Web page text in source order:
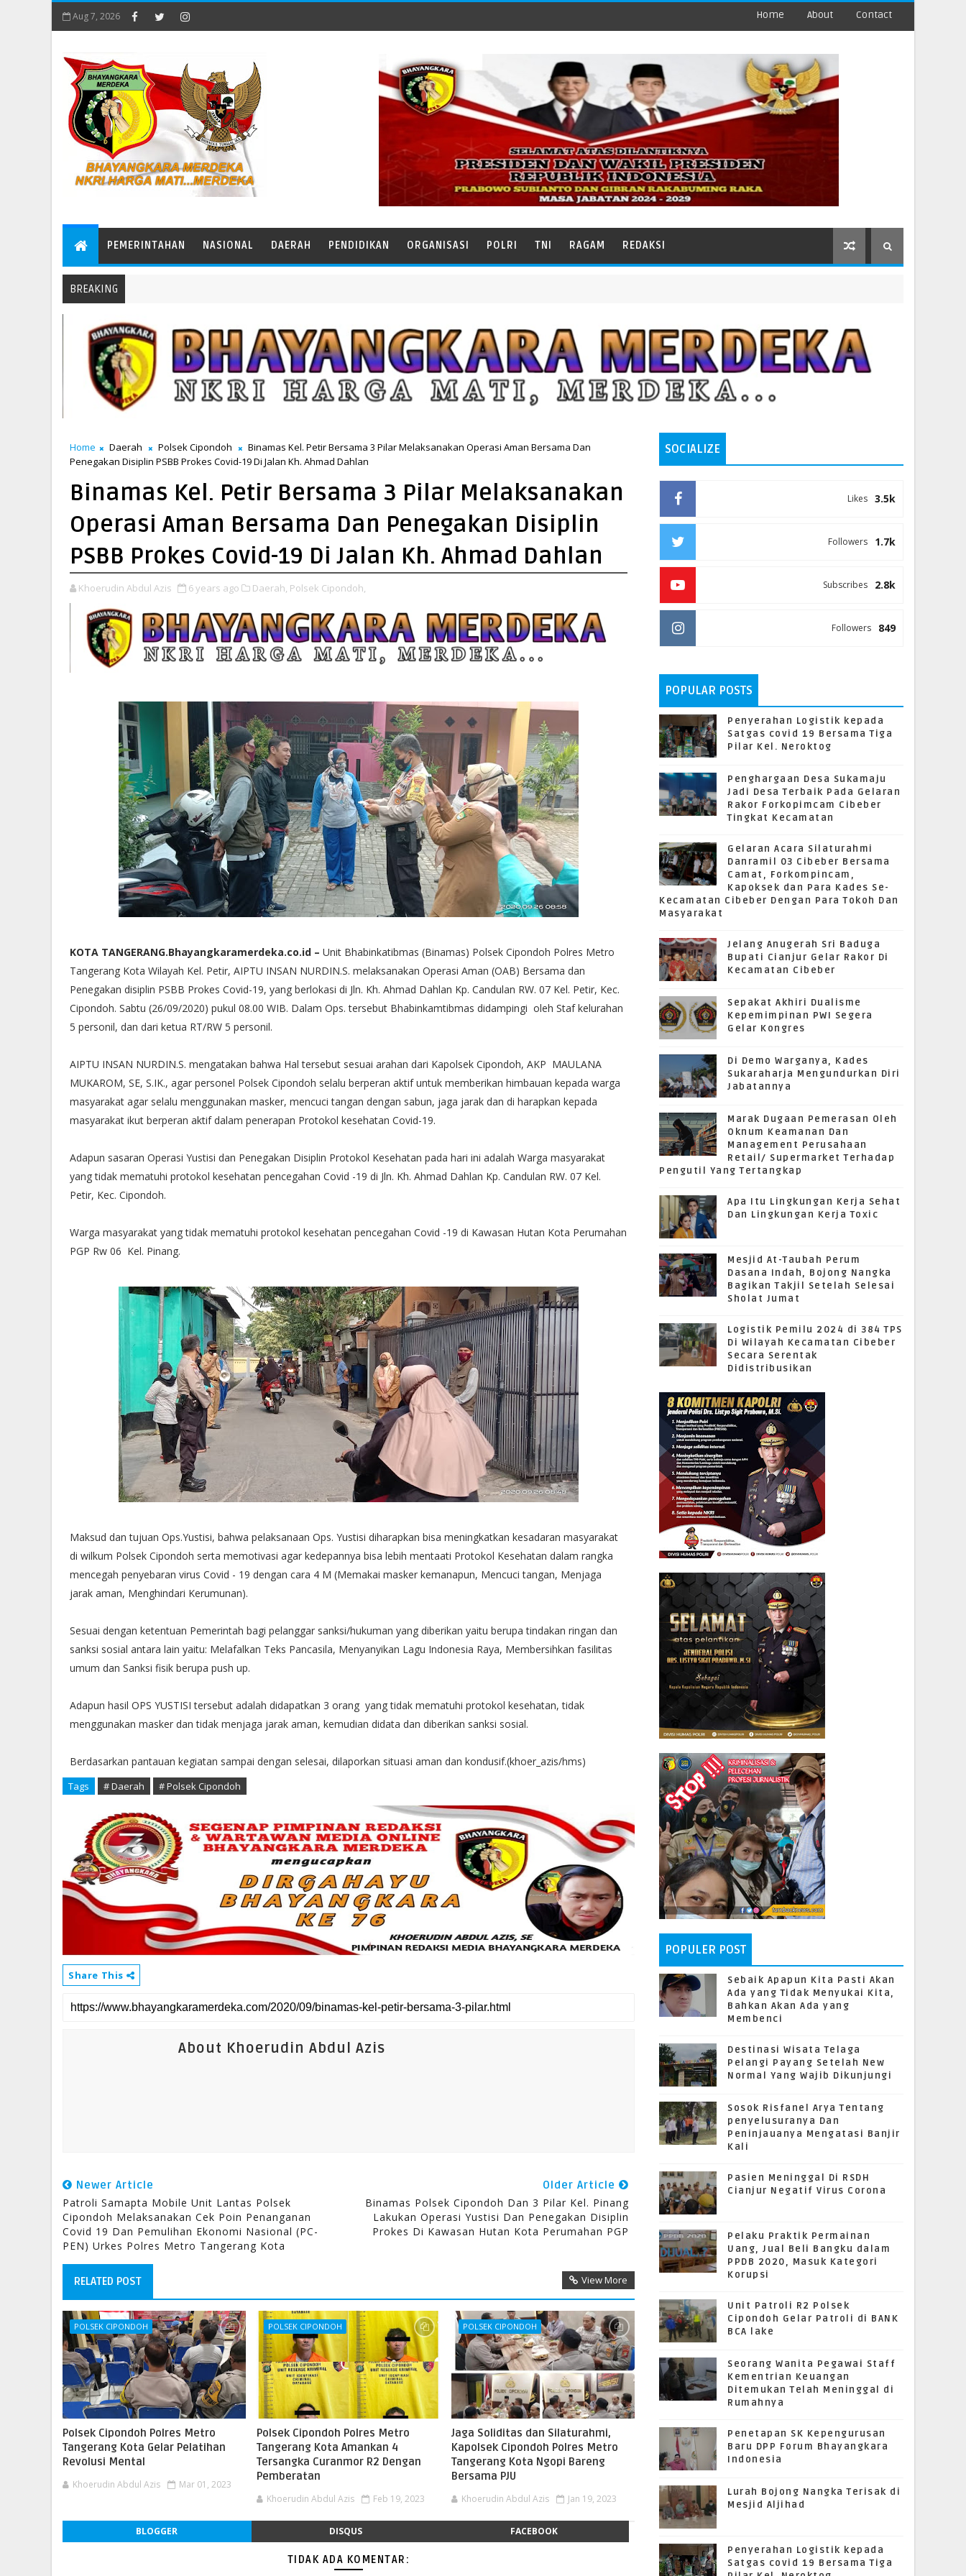
Aug 7, 2026 Home About Contact
PEMERINTAHAN NASIONAL DAERAH PENDIDIKAN ORGANISASI POLRI TNI RAGAM REDAKSI
BREAKING
Home Daerah Polsek Cipondoh
Binamas Kel. Petir Bersama 3 Pilar Melaksanakan Operasi Aman Bersama Dan
Penegakan Disiplin PSBB Prokes Covid-19 Di Jalan Kh. Ahmad Dahlan
Binamas Kel. Petir Bersama 3 Pilar Melaksanakan
Operasi Aman Bersama Dan Penegakan Disiplin
PSBB Prokes Covid-19 Di Jalan Kh. Ahmad Dahlan
Khoerudin Abdul Azis 6 years ago Daerah, Polsek Cipondoh,
KOTA TANGERANG.Bhayangkaramerdeka.co.id – Unit Bhabinkatibmas (Binamas) Polsek Cipondoh Polres Metro
Tangerang Kota Wilayah Kel. Petir, AIPTU INSAN NURDIN.S. melaksanakan Operasi Aman (OAB) Bersama dan
Penegakan disiplin PSBB Prokes Covid-19, yang berlokasi di Jln. Kh. Ahmad Dahlan Kp. Candulan RW. 07 Kel. Petir, Kec.
Cipondoh. Sabtu (26/09/2020) pukul 08.00 WIB. Dalam Ops. tersebut Bhabinkamtibmas didampingi oleh Staf kelurahan
5 personil, dan dari ketua RT/RW 5 personil.
AIPTU INSAN NURDIN.S. mengatakan bahwa Hal tersebut sesuai arahan dari Kapolsek Cipondoh, AKP MAULANA
MUKAROM, SE, S.IK., agar personel Polsek Cipondoh selalu berperan aktif untuk memberikan himbauan kepada warga
masyarakat agar selalu menggunakan masker, mencuci tangan dengan sabun, jaga jarak dan di harapkan kepada
masyarakat ikut berperan aktif dalam penerapan Protokol kesehatan Covid-19.
Adapun sasaran Operasi Yustisi dan Penegakan Disiplin Protokol Kesehatan pada hari ini adalah Warga masyarakat
yang tidak mematuhi protokol kesehatan pencegahan Covid -19 di Jln. Kh. Ahmad Dahlan Kp. Candulan RW. 07 Kel.
Petir, Kec. Cipondoh.
Warga masyarakat yang tidak mematuhi protokol kesehatan pencegahan Covid -19 di Kawasan Hutan Kota Perumahan
PGP Rw 06 Kel. Pinang.
Maksud dan tujuan Ops.Yustisi, bahwa pelaksanaan Ops. Yustisi diharapkan bisa meningkatkan kesadaran masyarakat
di wilkum Polsek Cipondoh serta memotivasi agar kedepannya bisa lebih mentaati Protokol Kesehatan dalam rangka
mencegah penyebaran virus Covid - 19 dengan cara 4 M (Memakai masker kemanapun, Mencuci tangan, Menjaga
jarak aman, Menghindari Kerumunan).
Sesuai dengan ketentuan Pemerintah bagi pelanggar sanksi/hukuman yang diberikan yaitu berupa tindakan ringan dan
sanksi sosial antara lain yaitu: Melafalkan Teks Pancasila, Menyanyikan Lagu Indonesia Raya, Membersihkan fasilitas
umum dan Sanksi fisik berupa push up.
Adapun hasil OPS YUSTISI tersebut adalah didapatkan 3 orang yang tidak mematuhi protokol kesehatan, tidak
menggunakan masker dan tidak menjaga jarak aman, kemudian didata dan diberikan sanksi sosial.
Berdasarkan pantauan kegiatan sampai dengan selesai, dilaporkan situasi aman dan kondusif.(khoer_azis/hms)
Tags # Daerah # Polsek Cipondoh
Share This
About Khoerudin Abdul Azis
Newer Article
Patroli Samapta Mobile Unit Lantas Polsek
Cipondoh Melaksanakan Cek Poin Penanganan
Covid 19 Dan Pemulihan Ekonomi Nasional (PC-
PEN) Urkes Polres Metro Tangerang Kota
Older Article
Binamas Polsek Cipondoh Dan 3 Pilar Kel. Pinang
Lakukan Operasi Yustisi Dan Penegakan Disiplin
Prokes Di Kawasan Hutan Kota Perumahan PGP
RELATED POST View More
POLSEK CIPONDOH
Polsek Cipondoh Polres Metro
Tangerang Kota Gelar Pelatihan
Revolusi Mental
Khoerudin Abdul Azis Mar 01, 2023
POLSEK CIPONDOH
Polsek Cipondoh Polres Metro
Tangerang Kota Amankan 4
Tersangka Curanmor R2 Dengan
Pemberatan
Khoerudin Abdul Azis Feb 19, 2023
POLSEK CIPONDOH
Jaga Soliditas dan Silaturahmi,
Kapolsek Cipondoh Polres Metro
Tangerang Kota Ngopi Bareng
Bersama PJU
Khoerudin Abdul Azis Jan 19, 2023
BLOGGER DISQUS FACEBOOK
TIDAK ADA KOMENTAR:
SOCIALIZE
3.5k
Likes
1.7k
Followers
2.8k
Subscribes
849
Followers
POPULAR POSTS
Penyerahan Logistik kepada
Satgas covid 19 Bersama Tiga
Pilar Kel. Neroktog
Penghargaan Desa Sukamaju
Jadi Desa Terbaik Pada Gelaran
Rakor Forkopimcam Cibeber
Tingkat Kecamatan
Gelaran Acara Silaturahmi
Danramil 03 Cibeber Bersama
Camat, Forkompincam,
Kapoksek dan Para Kades Se-
Kecamatan Cibeber Dengan Para Tokoh Dan
Masyarakat
Jelang Anugerah Sri Baduga
Bupati Cianjur Gelar Rakor Di
Kecamatan Cibeber
Sepakat Akhiri Dualisme
Kepemimpinan PWI Segera
Gelar Kongres
Di Demo Warganya, Kades
Sukaraharja Mengundurkan Diri
Jabatannya
Marak Dugaan Pemerasan Oleh
Oknum Keamanan Dan
Management Perusahaan
Retail/ Supermarket Terhadap
Pengutil Yang Tertangkap
Apa Itu Lingkungan Kerja Sehat
Dan Lingkungan Kerja Toxic
Mesjid At-Taubah Perum
Dasana Indah, Bojong Nangka
Bagikan Takjil Setelah Selesai
Sholat Jumat
Logistik Pemilu 2024 di 384 TPS
Di Wilayah Kecamatan Cibeber
Secara Serentak
Didistribusikan
POPULER POST
Sebaik Apapun Kita Pasti Akan
Ada yang Tidak Menyukai Kita,
Bahkan Akan Ada yang
Membenci
Destinasi Wisata Telaga
Pelangi Payang Setelah New
Normal Yang Wajib Dikunjungi
Sosok Risfanel Arya Tentang
penyelusuranya Dan
Peninjauanya Mengatasi Banjir
Kali
Pasien Meninggal Di RSDH
Cianjur Negatif Virus Corona
Pelaku Praktik Permainan
Uang, Jual Beli Bangku dalam
PPDB 2020, Masuk Kategori
Korupsi
Unit Patroli R2 Polsek
Cipondoh Gelar Patroli di BANK
BCA lake
Seorang Wanita Pegawai Staff
Kementrian Keuangan
Ditemukan Telah Meninggal di
Rumahnya
Penetapan SK Kepengurusan
Baru DPP Forum Bhayangkara
Indonesia
Lurah Bojong Nangka Terisak di
Mesjid Aljihad
Penyerahan Logistik kepada
Satgas covid 19 Bersama Tiga